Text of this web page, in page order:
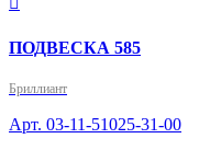
ПОДВЕСКА 585
Бриллиант
Арт. 03-11-51025-31-00